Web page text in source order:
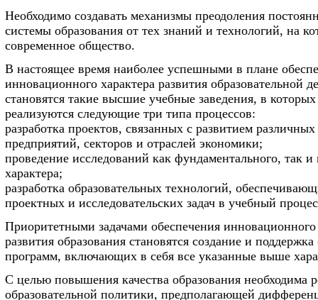
Необходимо создавать механизмы преодоления
системы образования от тех знаний и технологий, на
современное общество.
В настоящее время наиболее успешными в плане
инновационного характера развития образовательной
становятся такие высшие учебные заведения, в
реализуются следующие три типа процессов:
разработка проектов, связанных с развитием
предприятий, секторов и отраслей экономики;
проведение исследований как фундаментального, так и
характера;
разработка образовательных технологий,
проектных и исследовательских задач в учебный
Приоритетными задачами обеспечения инновационного
развития образования становятся создание и
программ, включающих в себя все указанные выше
С целью повышения качества образования необходима
образовательной политики, предполагающей